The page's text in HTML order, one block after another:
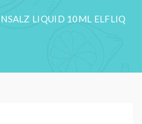
LIQUID 10ML ELFLIQ